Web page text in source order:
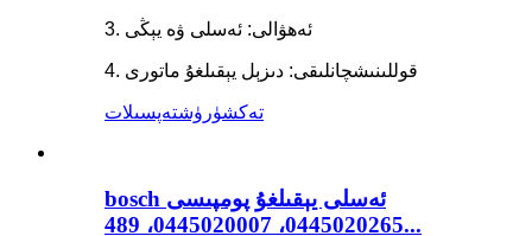
3. ئەھۋالى: ئەسلى ۋە يېڭى
4. قوللىنىشچانلىقى: دىزېل يېقىلغۇ ماتورى
تەكشۈرۈشتەپسىلات
bosch ئەسلى يېقىلغۇ پومپىسى
0445020265، 0445020007، 489...